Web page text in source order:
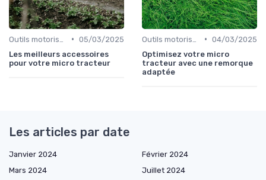
• 05/03/2025
Les meilleurs accessoires
pour votre micro tracteur
• 04/03/2025
Optimisez votre micro
tracteur avec une remorque
adaptée
Les articles par date
Janvier 2024
Février 2024
Mars 2024
Juillet 2024